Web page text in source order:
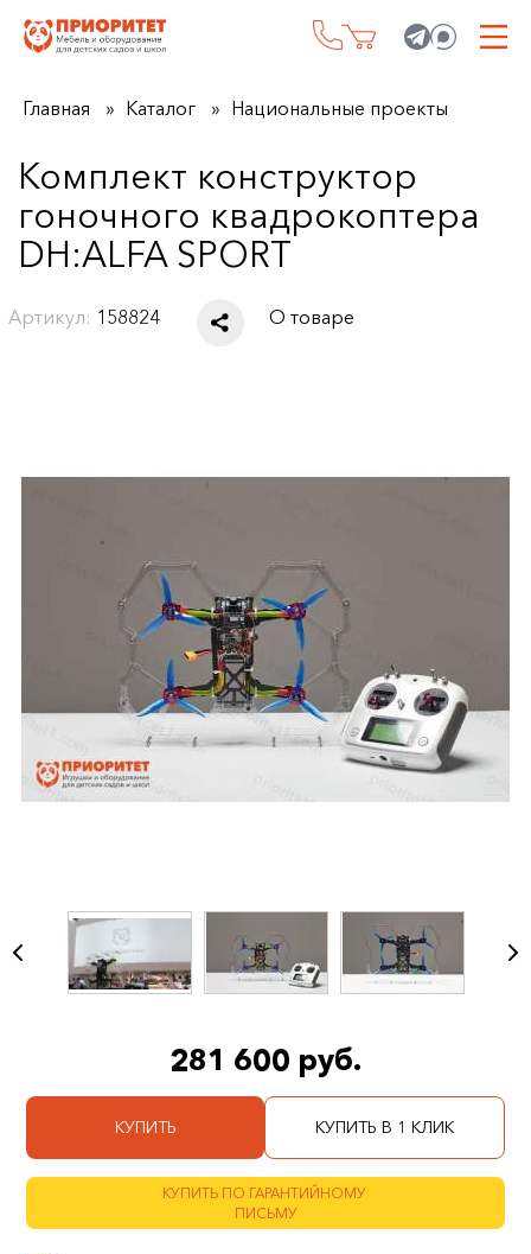
Главная Каталог Национальные проекты
Комплект конструктор
гоночного квадрокоптера
DH:ALFA SPORT
Артикул: 158824 О товаре
281 600 руб.
КУПИТЬ КУПИТЬ В 1 КЛИК
КУПИТЬ ПО ГАРАНТИЙНОМУ
ПИСЬМУ